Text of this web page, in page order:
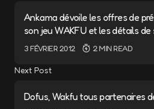
Ankama dévoile les offres de
son jeu WAKFU et les détails
3 FÉVRIER 2012 2 MIN READ
Next Post
Dofus, Wakfu tous partenaires